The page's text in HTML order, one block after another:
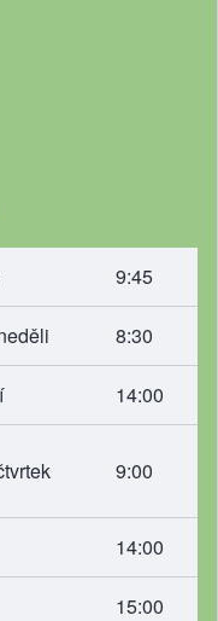
9:45
8:30
14:00
9:00
14:00
15:00